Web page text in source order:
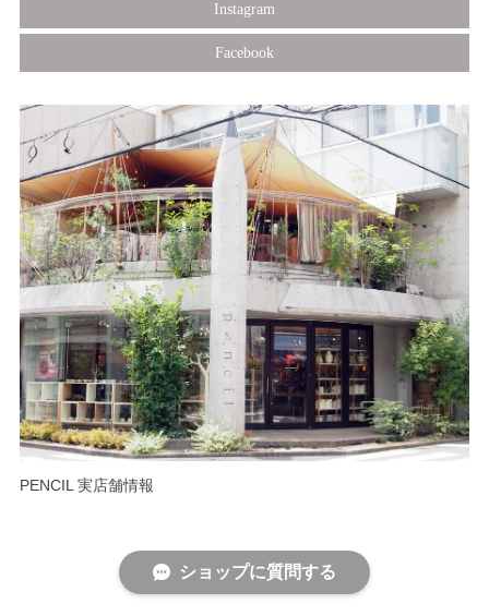
Instagram
Facebook
PENCIL 実店舗情報
ショップに質問する